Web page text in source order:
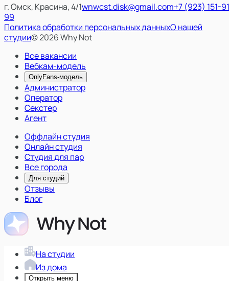
г. Омск, Красина, 4/1wnwcst.disk@gmail.com+7 (923) 151-
99
Политика обработки персональных данныхО нашей
студии© 2026 Why Not
Все вакансии
Вебкам-модель
OnlyFans-модель
Администратор
Оператор
Секстер
Агент
Оффлайн студия
Онлайн студия
Студия для пар
Все города
Для студий
Отзывы
Блог
На студии
Из дома
Открыть меню